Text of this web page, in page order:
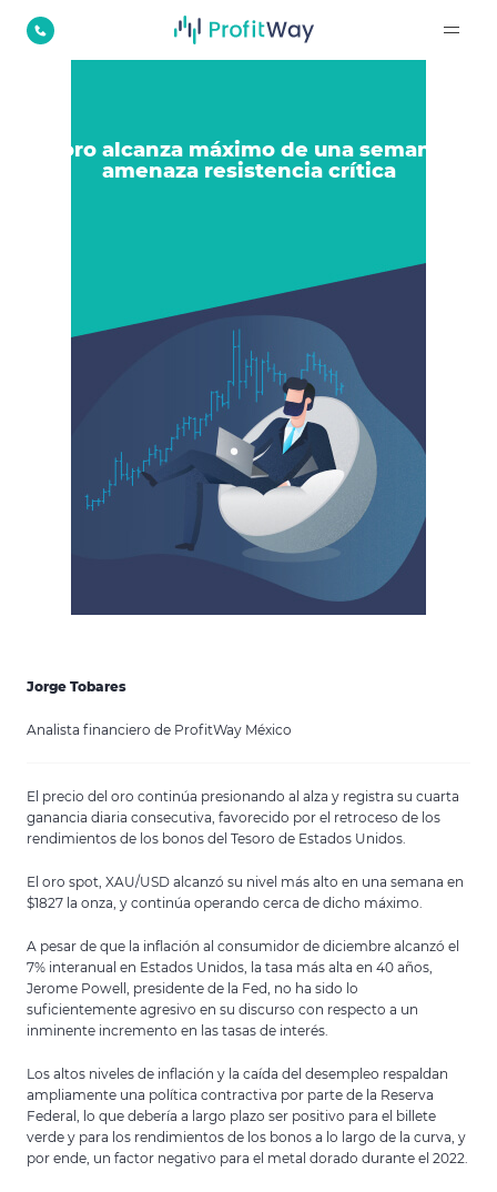
El oro alcanza máximo de una semana y
amenaza resistencia crítica
Jorge Tobares
Analista financiero de ProfitWay México
El precio del oro continúa presionando al alza y registra su cuarta
ganancia diaria consecutiva, favorecido por el retroceso de los
rendimientos de los bonos del Tesoro de Estados Unidos.
El oro spot, XAU/USD alcanzó su nivel más alto en una semana en
$1827 la onza, y continúa operando cerca de dicho máximo.
A pesar de que la inflación al consumidor de diciembre alcanzó el
7% interanual en Estados Unidos, la tasa más alta en 40 años,
Jerome Powell, presidente de la Fed, no ha sido lo
suficientemente agresivo en su discurso con respecto a un
inminente incremento en las tasas de interés.
Los altos niveles de inflación y la caída del desempleo respaldan
ampliamente una política contractiva por parte de la Reserva
Federal, lo que debería a largo plazo ser positivo para el billete
verde y para los rendimientos de los bonos a lo largo de la curva, y
por ende, un factor negativo para el metal dorado durante el 2022.